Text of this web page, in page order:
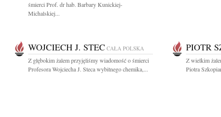
śmierci Prof. dr hab. Barbary Kunickiej-
Michalskiej...
WOJCIECH J. STEC CAŁA POLSKA
Z głębokim żalem przyjęliśmy wiadomość o śmierci
Profesora Wojciecha J. Steca wybitnego chemika,...
PIOTR
Z wielkim
Piotra